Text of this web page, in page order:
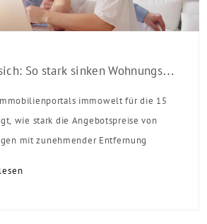
Pendeln lohnt sich: So stark sinken Wohnungspreise im Umland
immowelt für die 15
wie stark die Angebotspreise von
mit zunehmender Entfernung